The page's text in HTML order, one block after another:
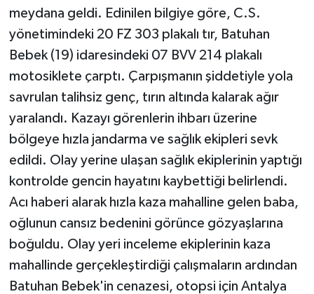
meydana geldi. Edinilen bilgiye göre, C.S.
yönetimindeki 20 FZ 303 plakalı tır, Batuhan
Bebek (19) idaresindeki 07 BVV 214 plakalı
motosiklete çarptı. Çarpışmanın şiddetiyle yola
savrulan talihsiz genç, tırın altında kalarak ağır
yaralandı. Kazayı görenlerin ihbarı üzerine
bölgeye hızla jandarma ve sağlık ekipleri sevk
edildi. Olay yerine ulaşan sağlık ekiplerinin yaptığı
kontrolde gencin hayatını kaybettiği belirlendi.
Acı haberi alarak hızla kaza mahalline gelen baba,
oğlunun cansız bedenini görünce gözyaşlarına
boğuldu. Olay yeri inceleme ekiplerinin kaza
mahallinde gerçekleştirdiği çalışmaların ardından
Batuhan Bebek'in cenazesi, otopsi için Antalya